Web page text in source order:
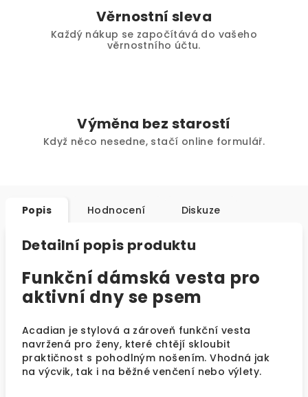
Věrnostní sleva
Každý nákup se započítává do vašeho
věrnostního účtu.
Výměna bez starostí
Když něco nesedne, stačí online formulář.
Popis Hodnocení Diskuze
Detailní popis produktu
Funkční dámská vesta pro
aktivní dny se psem
Acadian je stylová a zároveň funkční vesta
navržená pro ženy, které chtějí skloubit
praktičnost s pohodlným nošením. Vhodná jak
na výcvik, tak i na běžné venčení nebo výlety.